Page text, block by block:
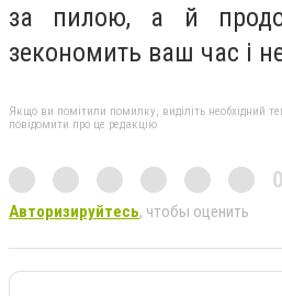
за пилою, а й
зекономить ваш час і
Якщо ви помітили помилку, виділіть необхідний
повідомити про це редакцію
Авторизируйтесь, чтобы оценить